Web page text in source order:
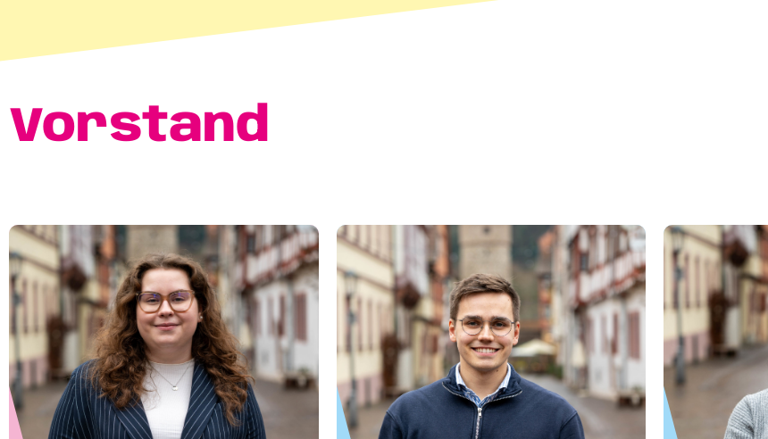
Vorstand